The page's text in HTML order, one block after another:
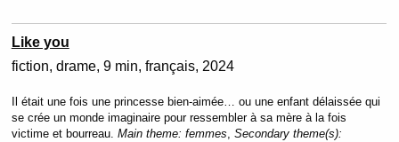
Like you
fiction drame 9 min français 2024
Il était une fois une princesse bien-aimée… ou une enfant délaissée qui
se crée un monde imaginaire pour ressembler à sa mère à la fois
victime et bourreau. Main theme: femmes, Secondary theme(s):